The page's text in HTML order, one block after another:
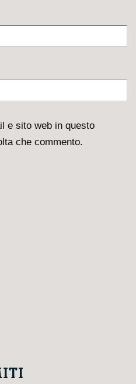
e sito web in questo
che commento.